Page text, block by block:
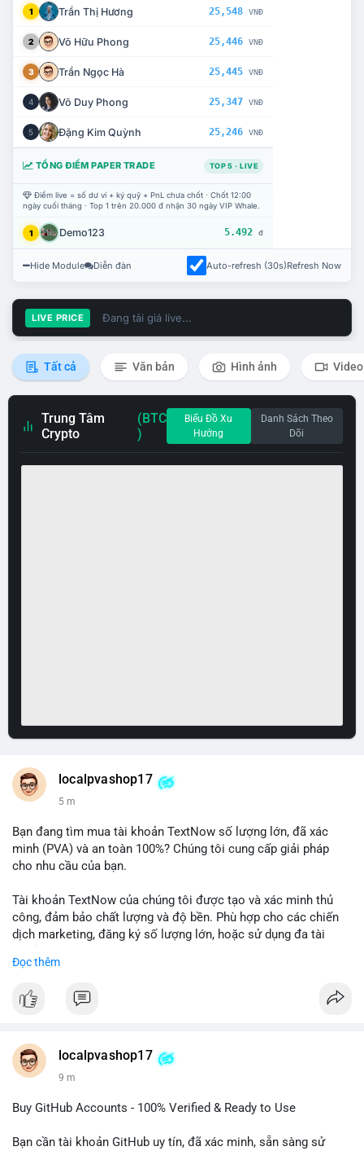
1 Trần Thị Hương 25,548 VNĐ
2 Võ Hữu Phong 25,446 VNĐ
3 Trần Ngọc Hà 25,445 VNĐ
4 Võ Duy Phong 25,347 VNĐ
5 Đặng Kim Quỳnh 25,246 VNĐ
TỔNG ĐIỂM PAPER TRADE TOP 5 · LIVE
Điểm live = số dư ví + ký quỹ + PnL chưa chốt · Chốt 12:00
ngày cuối tháng · Top 1 trên 20.000 đ nhận 30 ngày VIP Whale.
1 Demo123 5.492 đ
Hide Module Diễn đàn Auto-refresh (30s)Refresh Now
LIVE PRICE Đang tải giá live...
Tất cả Văn bản Hình ảnh Video
Trung Tâm
Crypto
(BTC
)
Biểu Đồ Xu
Hướng
Danh Sách Theo
Dõi
localpvashop17
5 m
Bạn đang tìm mua tài khoản TextNow số lượng lớn, đã xác
minh (PVA) và an toàn 100%? Chúng tôi cung cấp giải pháp
cho nhu cầu của bạn.
Tài khoản TextNow của chúng tôi được tạo và xác minh thủ
công, đảm bảo chất lượng và độ bền. Phù hợp cho các chiến
dịch marketing, đăng ký số lượng lớn, hoặc sử dụng đa tài
chúng tôi qua:
- Email: localpvashop@gmail.com
dịch vụ chuyên nghiệp!
#buytextnowaccounts #pva #textnow
Đọc thêm
localpvashop17
9 m
Buy GitHub Accounts - 100% Verified & Ready to Use
Bạn cần tài khoản GitHub uy tín, đã xác minh, sẵn sàng sử